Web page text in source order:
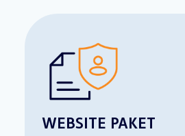
WEBSITE PAKET